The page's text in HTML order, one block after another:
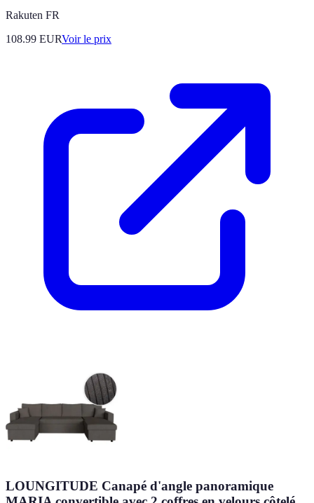
Rakuten FR
108.99 EURVoir le prix
LOUNGITUDE Canapé d'angle panoramique